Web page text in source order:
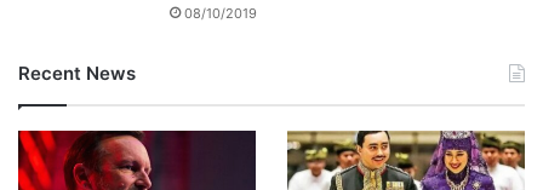
08/10/2019
Recent News